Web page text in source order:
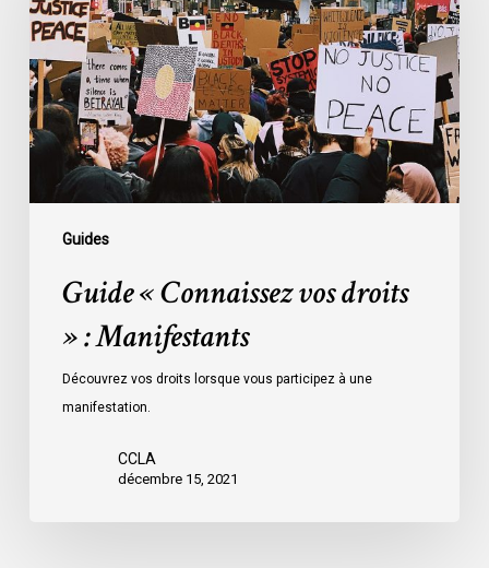
Guides
vos
droits
»
:
Manifestants
Guide « Connaissez vos droits
» : Manifestants
Découvrez vos droits lorsque vous participez à une
manifestation.
CCLA
décembre 15, 2021